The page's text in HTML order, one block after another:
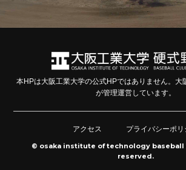
本HPは大阪工業大学の公式HPではありません。大
が管理運営しています。
アクセス
プライバシーポリ
© osaka institute of technology
reserved.